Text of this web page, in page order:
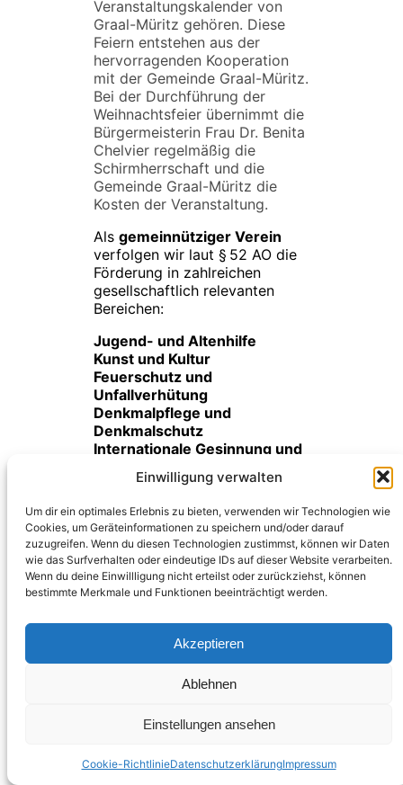
Einwilligung verwalten
Um dir ein optimales Erlebnis zu bieten, verwenden wir Technologien wie
Cookies, um Geräteinformationen zu speichern und/oder darauf
zuzugreifen. Wenn du diesen Technologien zustimmst, können wir Daten
wie das Surfverhalten oder eindeutige IDs auf dieser Website verarbeiten.
Wenn du deine Einwillligung nicht erteilst oder zurückziehst, können
bestimmte Merkmale und Funktionen beeinträchtigt werden.
Akzeptieren
Ablehnen
Einstellungen ansehen
Cookie-RichtlinieDatenschutzerklärungImpressum
Veranstaltungskalender von
Graal-Müritz gehören. Diese
Feiern entstehen aus der
hervorragenden Kooperation
mit der Gemeinde Graal-Müritz.
Bei der Durchführung der
Weihnachtsfeier übernimmt die
Bürgermeisterin Frau Dr. Benita
Chelvier regelmäßig die
Schirmherrschaft und die
Gemeinde Graal-Müritz die
Kosten der Veranstaltung.
Als gemeinnütziger Verein
verfolgen wir laut § 52 AO die
Förderung in zahlreichen
gesellschaftlich relevanten
Bereichen:
Jugend- und Altenhilfe
Kunst und Kultur
Feuerschutz und
Unfallverhütung
Denkmalpflege und
Denkmalschutz
Internationale Gesinnung und
kulturelle Toleranz
Heimatpflege und
Heimatkunde
Bürgerschaftliches
Engagement für
gemeinnützige, mildtätige und
kirchliche Zwecke
Unterstützung
gemäß § 53 AO
Ob als aktives Mitglied,
Förderer oder Unterstützer –
Gemeinsam gestalten wir die
Zukunft von Graal-Müritz mit
Gemeinsinn.